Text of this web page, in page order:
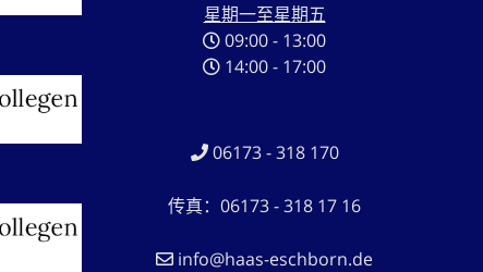
星期一至星期五
09:00 - 13:00
14:00 - 17:00
06173 - 318 170
传真：06173 - 318 17 16
info@haas-eschborn.de